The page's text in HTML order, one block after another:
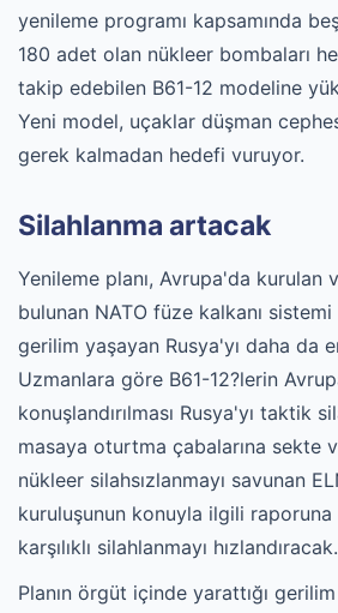
yenileme programı kapsamında
180 adet olan nükleer bombaları
takip edebilen B61-12 modeline
Yeni model, uçaklar düşman
gerek kalmadan hedefi vuruyor.
Silahlanma artacak
Yenileme planı, Avrupa'da kurulan
bulunan NATO füze kalkanı
gerilim yaşayan Rusya'yı daha da
Uzmanlara göre B61-12?lerin
konuşlandırılması Rusya'yı taktik
masaya oturtma çabalarına sekte
nükleer silahsızlanmayı savunan
kuruluşunun konuyla ilgili
karşılıklı silahlanmayı hızlandıracak.
Planın örgüt içinde yarattığı